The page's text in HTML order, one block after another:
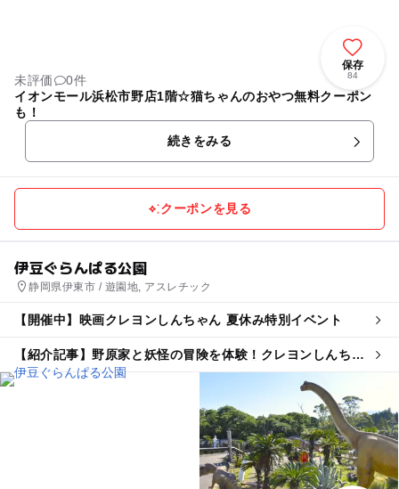
保存
84
未評価
0件
イオンモール浜松市野店1階☆猫ちゃんのおやつ無料クーポン
も！
続きをみる
クーポンを見る
伊豆ぐらんぱる公園
静岡県伊東市 / 遊園地, アスレチック
【開催中】映画クレヨンしんちゃん 夏休み特別イベント
【紹介記事】野原家と妖怪の冒険を体験！クレヨンしんちゃ
ん映画コラボが伊豆ぐらんぱる公園で開幕